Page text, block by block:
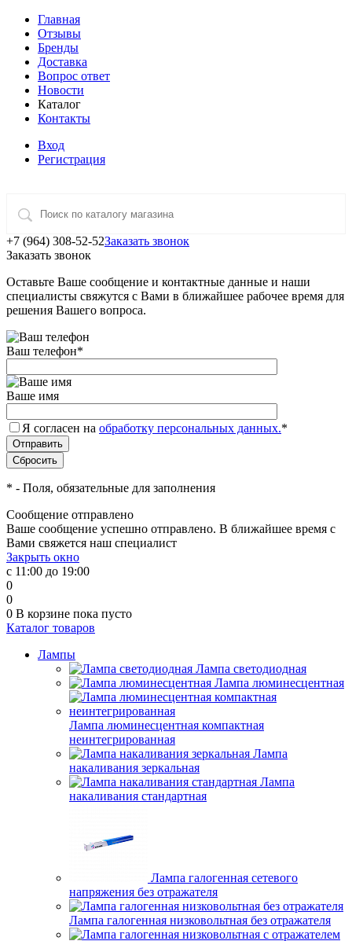
Главная
Отзывы
Бренды
Доставка
Вопрос ответ
Новости
Каталог
Контакты
Вход
Регистрация
+7 (964) 308-52-52Заказать звонок
Заказать звонок
Оставьте Ваше сообщение и контактные данные и наши
специалисты свяжутся с Вами в ближайшее рабочее время для
решения Вашего вопроса.
Ваш телефон*
Ваше имя
Я согласен на обработку персональных данных.*
* - Поля, обязательные для заполнения
Сообщение отправлено
Ваше сообщение успешно отправлено. В ближайшее время с
Вами свяжется наш специалист
Закрыть окно
с 11:00 до 19:00
0
0
0 В корзине пока пусто
Каталог товаров
Лампы
Лампа светодиодная
Лампа люминесцентная
Лампа люминесцентная компактная
неинтегрированная
Лампа
накаливания зеркальная
Лампа
накаливания стандартная
Лампа галогенная сетевого
напряжения без отражателя
Лампа галогенная низковольтная без отражателя